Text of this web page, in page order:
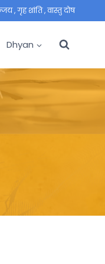
, गृह शांति , वास्तु दोष
Dhyan